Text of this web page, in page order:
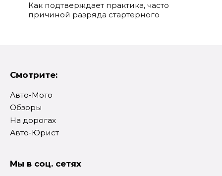
Как подтверждает практика, часто
причиной разряда стартерного
Смотрите:
Авто-Мото
Обзоры
На дорогах
Авто-Юрист
Мы в соц. сетях